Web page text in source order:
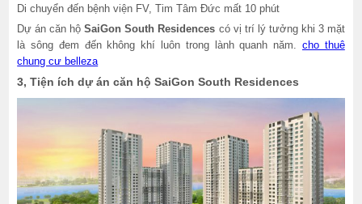
Di chuyển đến bệnh viện FV, Tim Tâm Đức mất 10 phút
Dự án căn hộSaiGon South Residences có vị trí lý tưởng khi 3 mặt
là sông đem đến không khí luôn trong lành quanh năm. cho thuê
chung cư belleza
3, Tiện ích dự án căn hộ SaiGon South Residences